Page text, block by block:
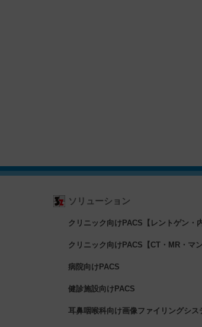
ソリューション
クリニック向けPACS【レントゲン・
クリニック向けPACS【CT・MR・マン
病院向けPACS
健診施設向けPACS
耳鼻咽喉科向け画像ファイリングシス